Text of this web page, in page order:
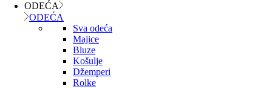
ODEĆA
ODEĆA
Sva odeća
Majice
Bluze
Košulje
Džemperi
Rolke